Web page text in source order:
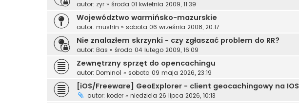
autor: zyr » środa 01 kwietnia 2009, 11:39
Województwo warmińsko-mazurskie
autor: mushin » sobota 06 września 2008, 20:17
Nie znalazłem skrzynki - czy zgłaszać problem do RR?
autor: Bas » środa 04 lutego 2009, 16:09
Zewnętrzny sprzęt do opencachingu
autor: Domino1 » sobota 09 maja 2026, 23:19
[iOS/Freeware] GeoExplorer - client geocachingowy na IOS
autor: koder » niedziela 26 lipca 2026, 10:13